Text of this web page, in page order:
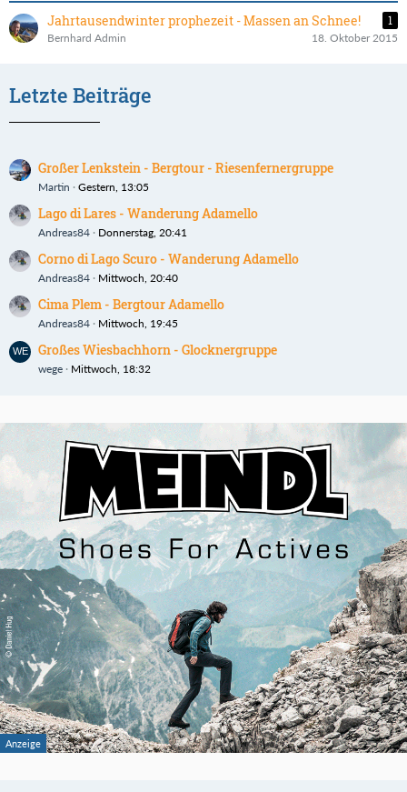
Jahrtausendwinter prophezeit - Massen an Schnee! 1
Bernhard Admin 18. Oktober 2015
Letzte Beiträge
Großer Lenkstein - Bergtour - Riesenfernergruppe
Martin Gestern, 13:05
Lago di Lares - Wanderung Adamello
Andreas84 Donnerstag, 20:41
Corno di Lago Scuro - Wanderung Adamello
Andreas84 Mittwoch, 20:40
Cima Plem - Bergtour Adamello
Andreas84 Mittwoch, 19:45
Großes Wiesbachhorn - Glocknergruppe
wege Mittwoch, 18:32